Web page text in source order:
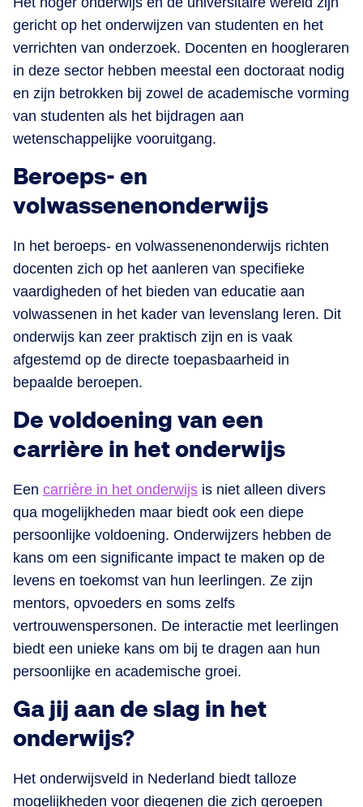
gericht op het onderwijzen van studenten en het
verrichten van onderzoek. Docenten en hoogleraren
in deze sector hebben meestal een doctoraat nodig
en zijn betrokken bij zowel de academische vorming
van studenten als het bijdragen aan
wetenschappelijke vooruitgang​.
Beroeps- en
volwassenenonderwijs
In het beroeps- en volwassenenonderwijs richten
docenten zich op het aanleren van specifieke
vaardigheden of het bieden van educatie aan
volwassenen in het kader van levenslang leren. Dit
onderwijs kan zeer praktisch zijn en is vaak
afgestemd op de directe toepasbaarheid in
bepaalde beroepen.
De voldoening van een
carrière in het onderwijs
Een carrière in het onderwijs is niet alleen divers
qua mogelijkheden maar biedt ook een diepe
persoonlijke voldoening. Onderwijzers hebben de
kans om een significante impact te maken op de
levens en toekomst van hun leerlingen. Ze zijn
mentors, opvoeders en soms zelfs
vertrouwenspersonen. De interactie met leerlingen
biedt een unieke kans om bij te dragen aan hun
persoonlijke en academische groei.
Ga jij aan de slag in het
onderwijs?
Het onderwijsveld in Nederland biedt talloze
mogelijkheden voor diegenen die zich geroepen